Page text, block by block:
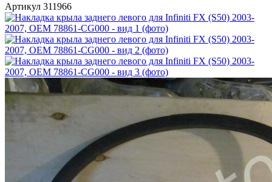
Артикул 311966